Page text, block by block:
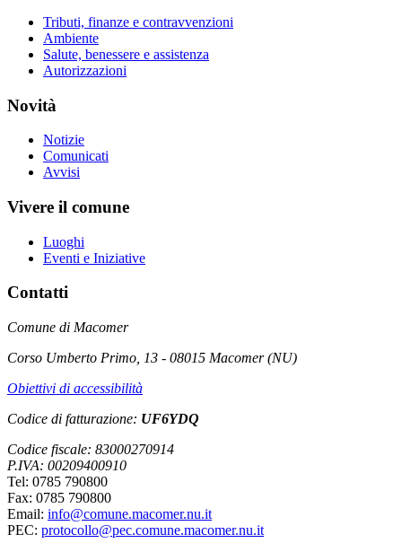
Tributi, finanze e contravvenzioni
Ambiente
Salute, benessere e assistenza
Autorizzazioni
Novità
Notizie
Comunicati
Avvisi
Vivere il comune
Luoghi
Eventi e Iniziative
Contatti
Comune di Macomer
Corso Umberto Primo, 13 - 08015 Macomer (NU)
Obiettivi di accessibilità
Codice di fatturazione: UF6YDQ
Codice fiscale: 83000270914
P.IVA: 00209400910
Tel: 0785 790800
Fax: 0785 790800
Email: info@comune.macomer.nu.it
PEC: protocollo@pec.comune.macomer.nu.it